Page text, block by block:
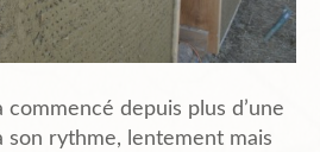
commencé depuis plus d’une
son rythme, lentement mais